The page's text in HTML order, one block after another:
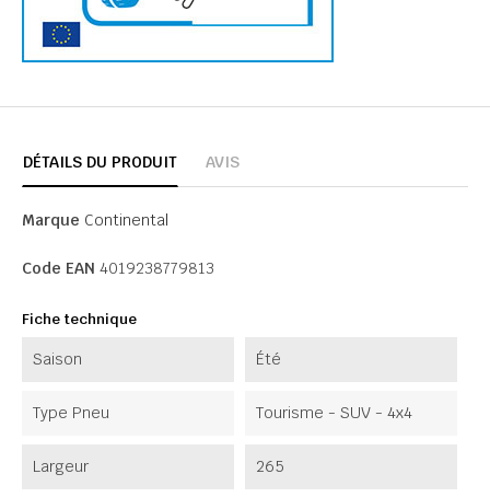
DÉTAILS DU PRODUIT AVIS
Marque Continental
Code EAN 4019238779813
Fiche technique
Saison Été
Type Pneu Tourisme - SUV - 4x4
Largeur 265